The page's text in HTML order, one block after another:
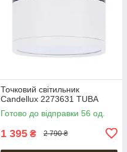
Точковий світильник
Candellux 2273631 TUBA
Готово до відправки 56 од.
1 395 ₴ 2 790 ₴